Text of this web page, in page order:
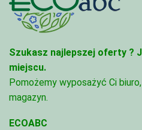
Szukasz najlepszej oferty ?
miejscu.
Pomożemy wyposażyć Ci
magazyn.
ECOABC